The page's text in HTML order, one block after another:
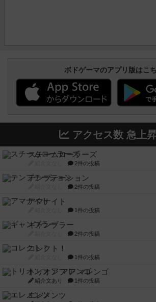
ボドゲーマのアプリ版はこ
アクセス数 急上
スチームローラーズ
2件の投稿
テンプテーション
2件の投稿
アマナイト
1件の投稿
ギャンブラー
2件の投稿
コレクト！
1件の投稿
トリオンフ ア マレンゴ
紹介文あり 1件の投稿
エレメンツ